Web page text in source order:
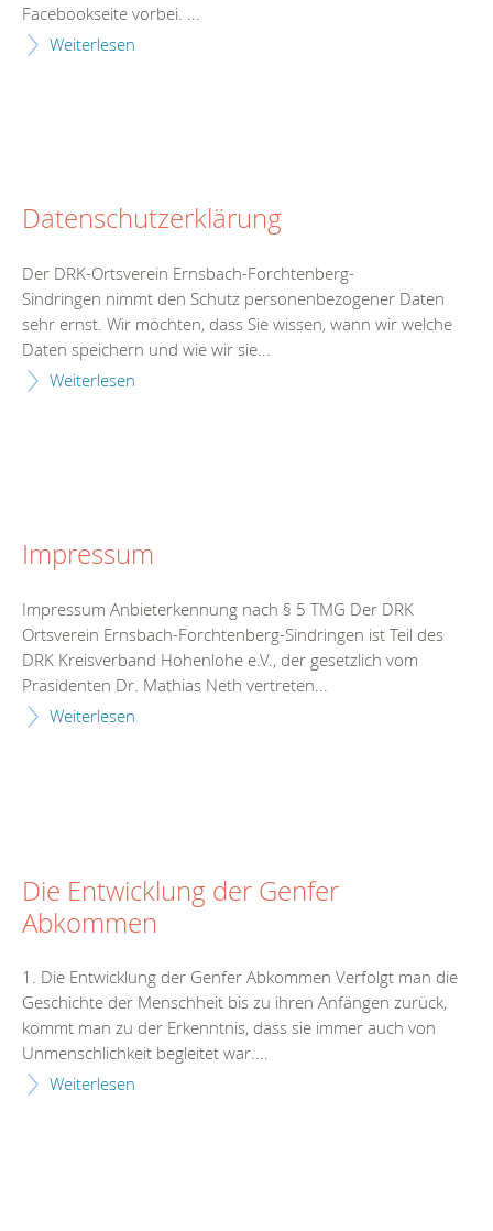
Facebookseite vorbei. ...
Weiterlesen
Datenschutzerklärung
Der DRK-Ortsverein Ernsbach-Forchtenberg-
Sindringen nimmt den Schutz personenbezogener Daten
sehr ernst. Wir möchten, dass Sie wissen, wann wir welche
Daten speichern und wie wir sie...
Weiterlesen
Impressum
Impressum Anbieterkennung nach § 5 TMG Der DRK
Ortsverein Ernsbach-Forchtenberg-Sindringen ist Teil des
DRK Kreisverband Hohenlohe e.V., der gesetzlich vom
Präsidenten Dr. Mathias Neth vertreten...
Weiterlesen
Die Entwicklung der Genfer
Abkommen
1. Die Entwicklung der Genfer Abkommen Verfolgt man die
Geschichte der Menschheit bis zu ihren Anfängen zurück,
kommt man zu der Erkenntnis, dass sie immer auch von
Unmenschlichkeit begleitet war....
Weiterlesen